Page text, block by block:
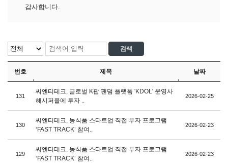
감사합니다
번호 제목 날짜
131
씨엔티테크, 글로벌 K팝 팬덤 플랫폼 'KDOL' 운영사
해시퍼플에 투자 ..
2026-02-25
130
씨엔티테크, 농식품 스타트업 직접 투자 프로그램
‘FAST TRACK’ 참여..
2026-02-23
129
씨엔티테크, 농식품 스타트업 직접 투자 프로그램
‘FAST TRACK’ 참여..
2026-02-23